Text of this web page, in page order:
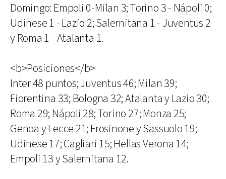
Domingo: Empoli 0-Milan 3; Torino 3 - Nápoli 0;
Udinese 1 - Lazio 2; Salernitana 1 - Juventus 2
y Roma 1 - Atalanta 1.
<b>Posiciones</b>
Inter 48 puntos; Juventus 46; Milan 39;
Fiorentina 33; Bologna 32; Atalanta y Lazio 30;
Roma 29; Nápoli 28; Torino 27; Monza 25;
Genoa y Lecce 21; Frosinone y Sassuolo 19;
Udinese 17; Cagliari 15; Hellas Verona 14;
Empoli 13 y Salernitana 12.